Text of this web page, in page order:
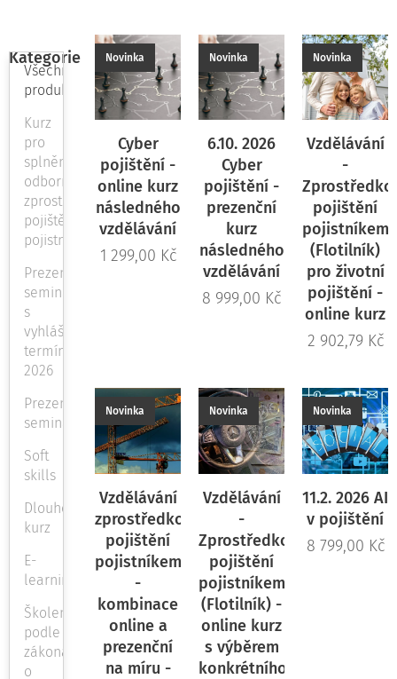
Kategorie
Všechny
produkty
Kurz
pro
splnění
odbornosti
zprostředkování
pojištění
pojistníkem
Prezenční
semináře
s
vyhlášenými
termíny
2026
Prezenční
semináře
Soft
skills
Dlouhodobý
kurz
E-
learning
Školení
podle
zákona
o
Cyber
pojištění -
online kurz
následného
vzdělávání
Novinka
1 299,00 Kč
6.10. 2026
Cyber
pojištění -
prezenční
kurz
následného
vzdělávání
Novinka
8 999,00 Kč
Vzdělávání
-
pojištění
pojistníkem
(Flotilník)
pro životní
pojištění -
online kurz
Novinka
2 902,79Kč
Vzdělávání
zprostředkování
pojištění
pojistníkem
-
kombinace
online a
prezenční
na míru -
Novinka
Vzdělávání
-
Zprostředkování
pojištění
pojistníkem
(Flotilník) -
online kurz
s výběrem
konkrétního
Novinka
11.2. 2026 AI
v pojištění
Novinka
8 799,00 Kč